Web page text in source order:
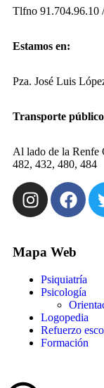
Tlfno 91.704.96.10
Estamos en:
Pza. José Luis
Transporte
Al lado de la Renfe
482, 432, 480, 484
Mapa Web
Psiquiatría
Psicología
Logopedia
Refuerzo
Formación